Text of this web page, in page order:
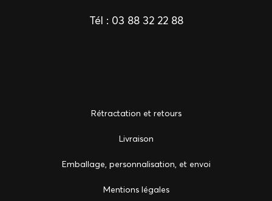
Tél : 03 88 32 22 88
Rétractation et retours
Livraison
Emballage, personnalisation, et envoi
Mentions légales